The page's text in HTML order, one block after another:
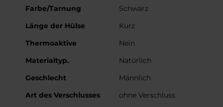
Weitere
Farbe/Tarnung
Schwarz
Länge der Hülse
Kurz
Thermoaktive
Nein
Materialtyp.
Natürlich
Geschlecht
Männlich
Art des Verschlusses
ohne Verschluss